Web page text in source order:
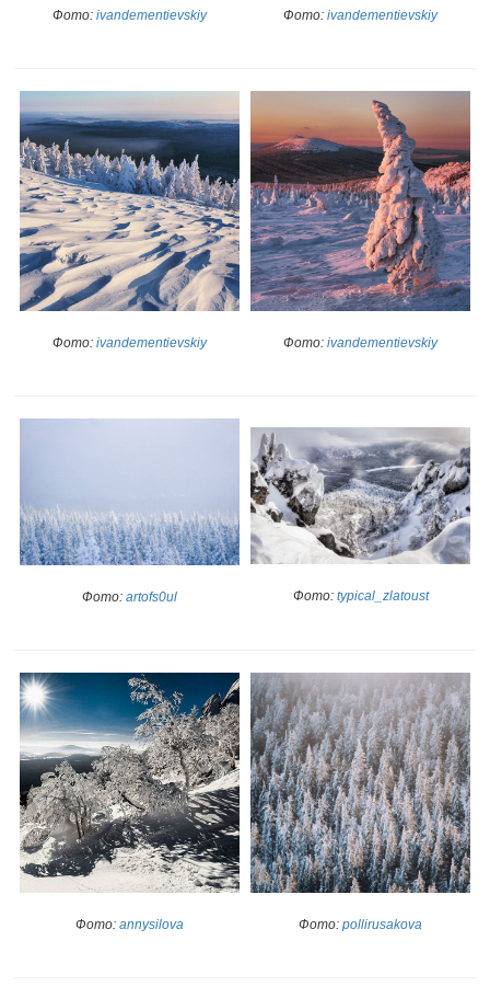
Фото: ivandementievskiy Фото: ivandementievskiy
Фото: ivandementievskiy Фото: ivandementievskiy
Фото: artofs0ul Фото: typical_zlatoust
Фото: annysilova Фото: pollirusakova